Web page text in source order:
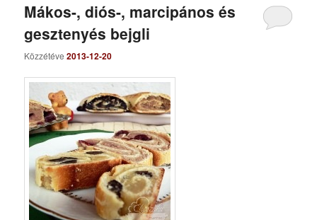
Mákos-, diós-, marcipános és
gesztenyés bejgli
Közzétéve2013-12-20